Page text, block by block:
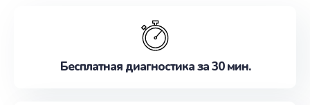
Бесплатная диагностика за 30 мин.